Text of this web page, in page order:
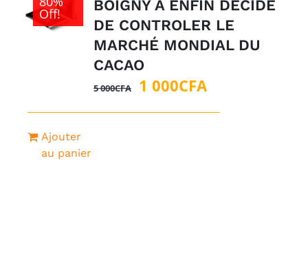
Off!
BOIGNY A ENFIN DÉCIDÉ
DE CONTROLER LE
MARCHÉ MONDIAL DU
CACAO
5 000CFA
Le
1 000CFALe
Ajouter
au panier